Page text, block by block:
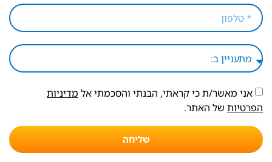
אני מאשר/ת כי קראתי, הבנתי והסכמתי אל מדיניות
הפרטיות של האתר.
שליחה